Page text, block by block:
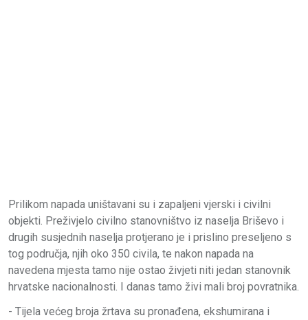
Prilikom napada uništavani su i zapaljeni vjerski i civilni
objekti. Preživjelo civilno stanovništvo iz naselja Briševo i
drugih susjednih naselja protjerano je i prislino preseljeno s
tog područja, njih oko 350 civila, te nakon napada na
navedena mjesta tamo nije ostao živjeti niti jedan stanovnik
hrvatske nacionalnosti. I danas tamo živi mali broj povratnika.
- Tijela većeg broja žrtava su pronađena, ekshumirana i